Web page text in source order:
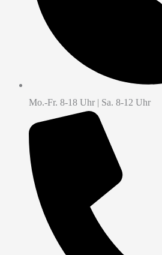
Mo.-Fr. 8-18 Uhr | Sa. 8-12 Uhr